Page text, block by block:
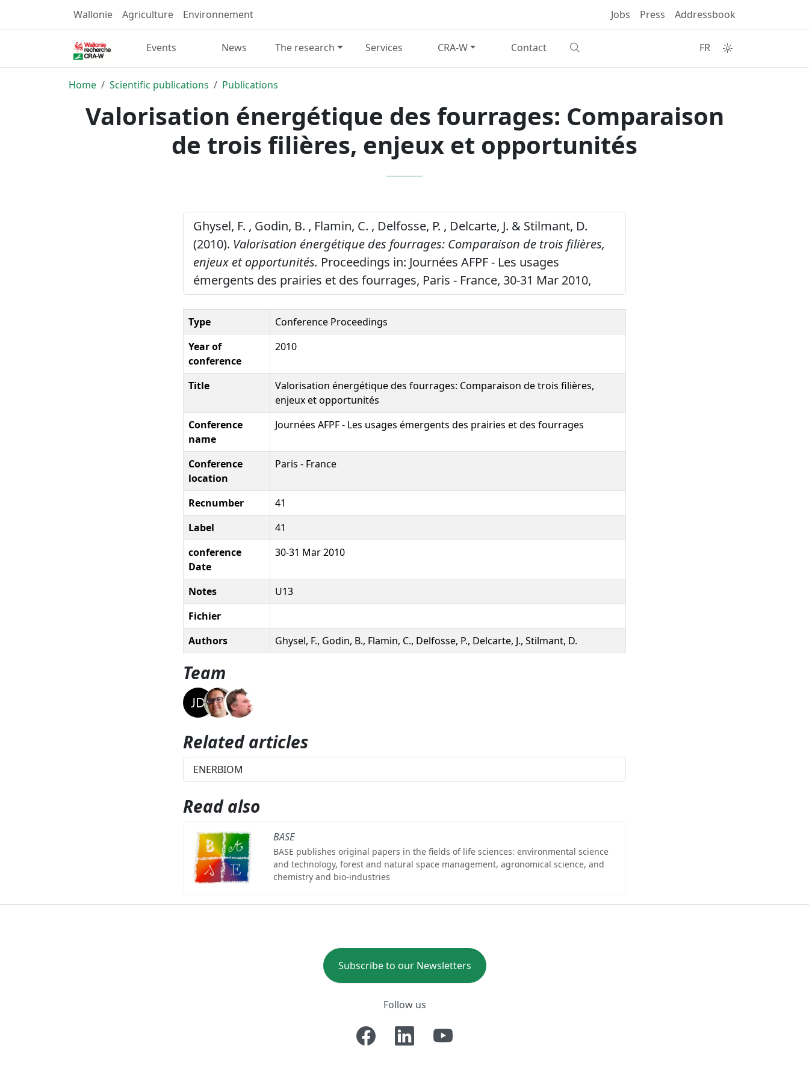
Wallonie Agriculture Environnement Jobs Press Addressbook
Events News The research Services CRA-W Contact FR
Home Scientific publications Publications
Valorisation énergétique des fourrages: Comparaison
de trois filières, enjeux et opportunités
Ghysel, F. , Godin, B. , Flamin, C. , Delfosse, P. , Delcarte, J. & Stilmant, D.
(2010). Valorisation énergétique des fourrages: Comparaison de trois filières,
enjeux et opportunités. Proceedings in: Journées AFPF - Les usages
émergents des prairies et des fourrages, Paris - France, 30-31 Mar 2010,
Type
Conference Proceedings
Year of
conference
2010
Title
Valorisation énergétique des fourrages: Comparaison de trois filières,
enjeux et opportunités
Conference
name
Journées AFPF - Les usages émergents des prairies et des fourrages
Conference
location
Paris - France
Recnumber
41
Label
41
conference
Date
30-31 Mar 2010
Notes
U13
Fichier
Authors
Ghysel, F., Godin, B., Flamin, C., Delfosse, P., Delcarte, J., Stilmant, D.
Team
Related articles
ENERBIOM
Read also
BASE
BASE publishes original papers in the fields of life sciences: environmental science
and technology, forest and natural space management, agronomical science, and
chemistry and bio-industries
Subscribe to our Newsletters
Follow us